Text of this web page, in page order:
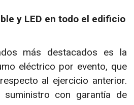
y LED en todo el edificio
más destacados es la
eléctrico por evento, que
al ejercicio anterior.
con garantía de